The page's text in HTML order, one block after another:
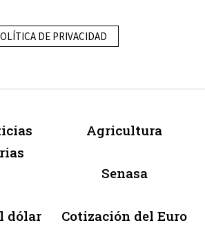
DE PRIVACIDAD
Agricultura
Senasa
dólar Cotización del Euro